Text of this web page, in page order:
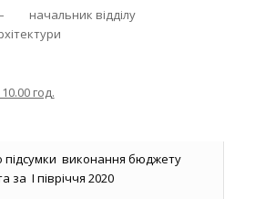
відділу
год.
підсумки виконання бюджету
за І півріччя 2020